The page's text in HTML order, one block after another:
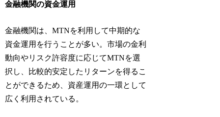
金融機関の資金運用
金融機関は、MTNを利用して中期的な
資金運用を行うことが多い。市場の金利
動向やリスク許容度に応じてMTNを選
択し、比較的安定したリターンを得るこ
とができるため、資産運用の一環として
広く利用されている。